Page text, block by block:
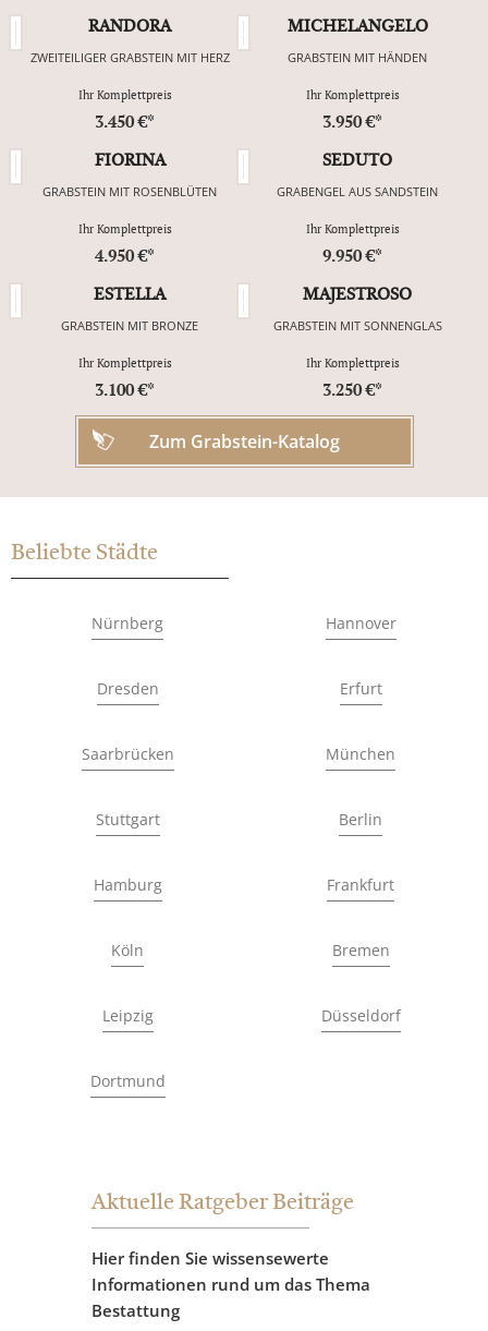
RANDORA
ZWEITEILIGER GRABSTEIN MIT HERZ
Ihr Komplettpreis
3.450 €*
MICHELANGELO
GRABSTEIN MIT HÄNDEN
Ihr Komplettpreis
3.950 €*
FIORINA
GRABSTEIN MIT ROSENBLÜTEN
Ihr Komplettpreis
4.950 €*
SEDUTO
GRABENGEL AUS SANDSTEIN
Ihr Komplettpreis
9.950 €*
ESTELLA
GRABSTEIN MIT BRONZE
Ihr Komplettpreis
3.100 €*
MAJESTROSO
GRABSTEIN MIT SONNENGLAS
Ihr Komplettpreis
3.250 €*
Zum Grabstein-Katalog
Beliebte Städte
Nürnberg Hannover
Dresden Erfurt
Saarbrücken München
Stuttgart Berlin
Hamburg Frankfurt
Köln Bremen
Leipzig Düsseldorf
Dortmund
Aktuelle Ratgeber Beiträge
Hier finden Sie wissensewerte
Informationen rund um das Thema
Bestattung